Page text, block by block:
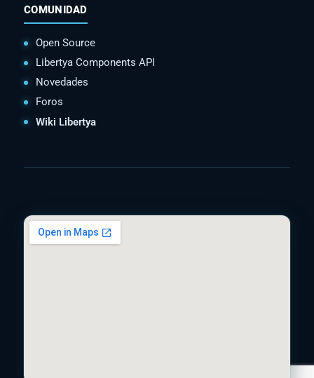
COMUNIDAD
Open Source
Libertya Components API
Novedades
Foros
Wiki Libertya